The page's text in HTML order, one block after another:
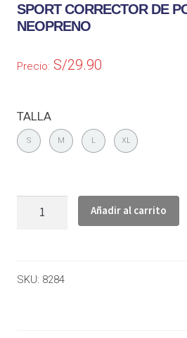
SPORT CORRECTOR DE
NEOPRENO
Precio: S/29.90
TALLA
S M L XL
Añadir al carrito
SKU: 8284